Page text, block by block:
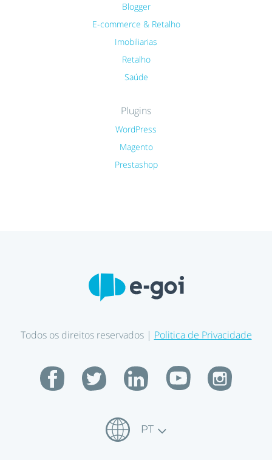
Blogger
E-commerce & Retalho
Imobiliarias
Retalho
Saúde
Plugins
WordPress
Magento
Prestashop
Todos os direitos reservados | Politica de Privacidade